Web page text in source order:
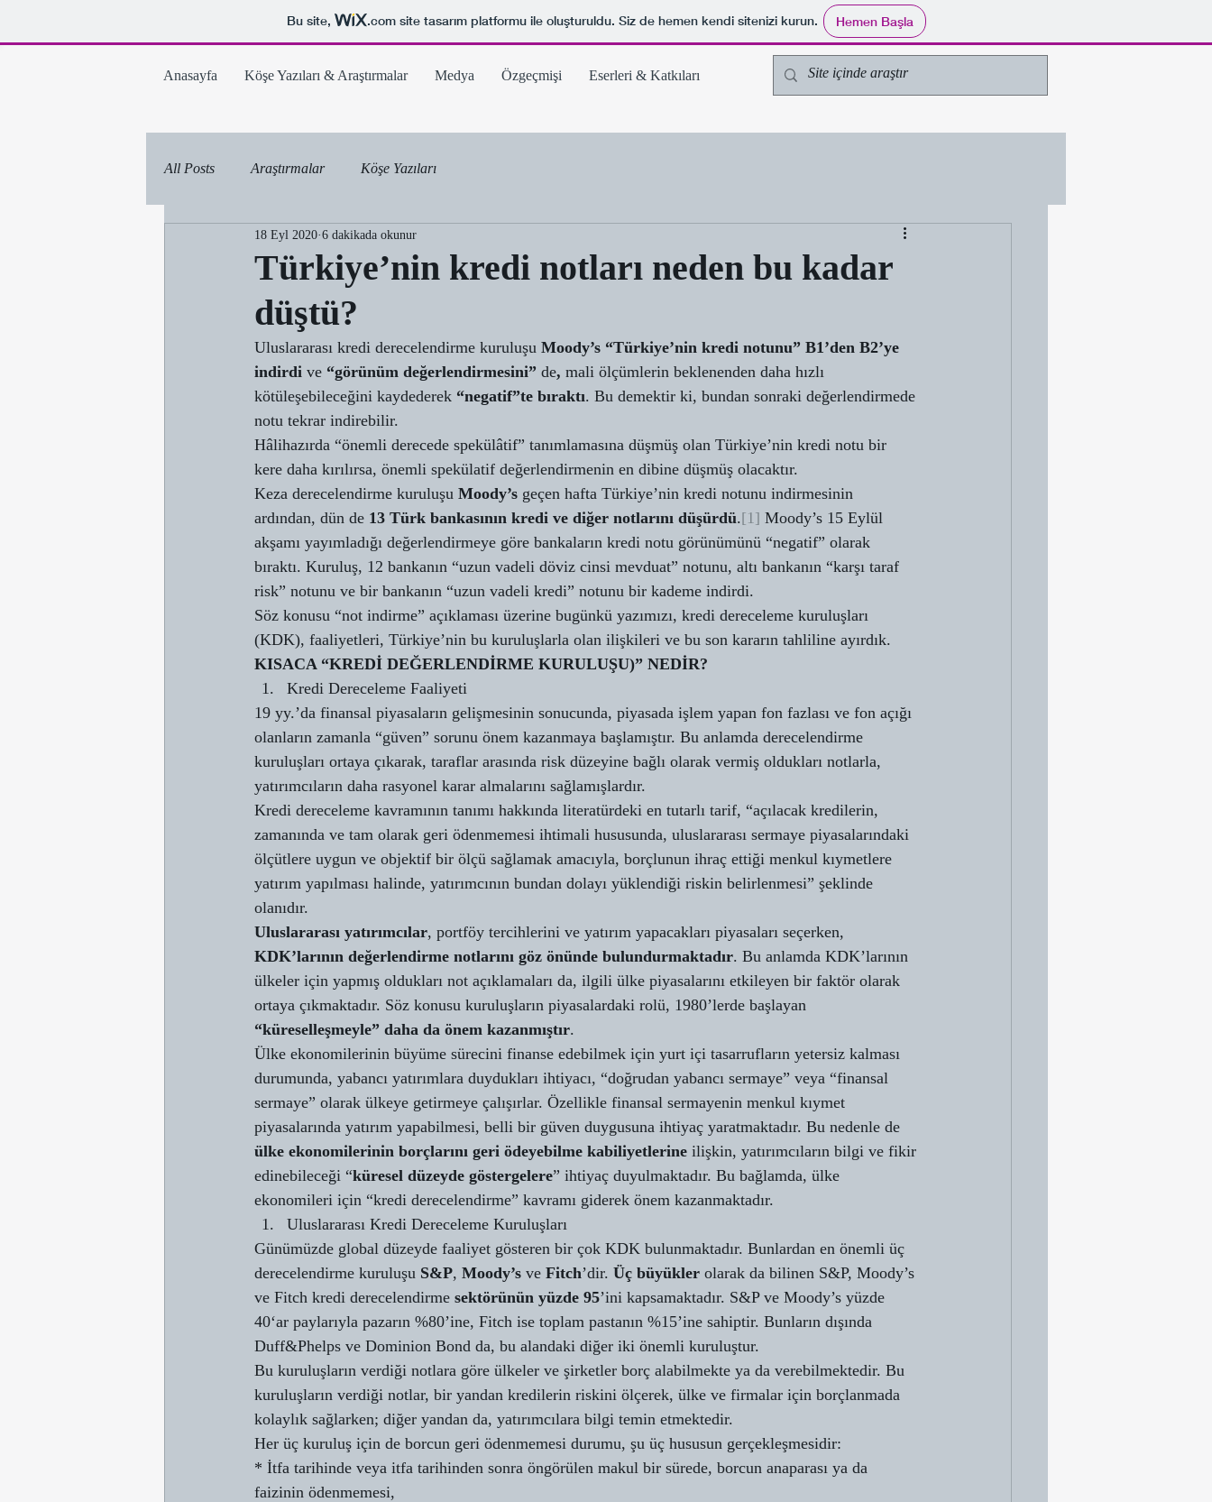
Bu site, .comsite tasarım platformu ile oluşturuldu. Siz de hemen kendi sitenizi kurun. Hemen Başla
Anasayfa Köşe Yazıları & Araştırmalar Medya Özgeçmişi Eserleri & Katkıları
All Posts Araştırmalar Köşe Yazıları
Türkiye’nin kredi notları neden bu kadar
düştü?
18 Eyl 2020 6 dakikada okunur
Uluslararası kredi derecelendirme kuruluşu Moody’s “Türkiye’nin kredi notunu” B1’den B2’ye
indirdi ve “görünüm değerlendirmesini” de, mali ölçümlerin beklenenden daha hızlı
kötüleşebileceğini kaydederek “negatif”te bıraktı. Bu demektir ki, bundan sonraki değerlendirmede
notu tekrar indirebilir.
Hâlihazırda “önemli derecede spekülâtif” tanımlamasına düşmüş olan Türkiye’nin kredi notu bir
kere daha kırılırsa, önemli spekülatif değerlendirmenin en dibine düşmüş olacaktır.
Keza derecelendirme kuruluşu Moody’s geçen hafta Türkiye’nin kredi notunu indirmesinin
ardından, dün de 13 Türk bankasının kredi ve diğer notlarını düşürdü.[1] Moody’s 15 Eylül
akşamı yayımladığı değerlendirmeye göre bankaların kredi notu görünümünü “negatif” olarak
bıraktı. Kuruluş, 12 bankanın “uzun vadeli döviz cinsi mevduat” notunu, altı bankanın “karşı taraf
risk” notunu ve bir bankanın “uzun vadeli kredi” notunu bir kademe indirdi.
Söz konusu “not indirme” açıklaması üzerine bugünkü yazımızı, kredi dereceleme kuruluşları
(KDK), faaliyetleri, Türkiye’nin bu kuruluşlarla olan ilişkileri ve bu son kararın tahliline ayırdık.
KISACA “KREDİ DEĞERLENDİRME KURULUŞU)” NEDİR?
Kredi Dereceleme Faaliyeti
19 yy.’da finansal piyasaların gelişmesinin sonucunda, piyasada işlem yapan fon fazlası ve fon açığı
olanların zamanla “güven” sorunu önem kazanmaya başlamıştır. Bu anlamda derecelendirme
kuruluşları ortaya çıkarak, taraflar arasında risk düzeyine bağlı olarak vermiş oldukları notlarla,
yatırımcıların daha rasyonel karar almalarını sağlamışlardır.
Kredi dereceleme kavramının tanımı hakkında literatürdeki en tutarlı tarif, “açılacak kredilerin,
zamanında ve tam olarak geri ödenmemesi ihtimali hususunda, uluslararası sermaye piyasalarındaki
ölçütlere uygun ve objektif bir ölçü sağlamak amacıyla, borçlunun ihraç ettiği menkul kıymetlere
yatırım yapılması halinde, yatırımcının bundan dolayı yüklendiği riskin belirlenmesi” şeklinde
olanıdır.
Uluslararası yatırımcılar, portföy tercihlerini ve yatırım yapacakları piyasaları seçerken,
KDK’larının değerlendirme notlarını göz önünde bulundurmaktadır. Bu anlamda KDK’larının
ülkeler için yapmış oldukları not açıklamaları da, ilgili ülke piyasalarını etkileyen bir faktör olarak
ortaya çıkmaktadır. Söz konusu kuruluşların piyasalardaki rolü, 1980’lerde başlayan
“küreselleşmeyle” daha da önem kazanmıştır.
Ülke ekonomilerinin büyüme sürecini finanse edebilmek için yurt içi tasarrufların yetersiz kalması
durumunda, yabancı yatırımlara duydukları ihtiyacı, “doğrudan yabancı sermaye” veya “finansal
sermaye” olarak ülkeye getirmeye çalışırlar. Özellikle finansal sermayenin menkul kıymet
piyasalarında yatırım yapabilmesi, belli bir güven duygusuna ihtiyaç yaratmaktadır. Bu nedenle de
ülke ekonomilerinin borçlarını geri ödeyebilme kabiliyetlerine ilişkin, yatırımcıların bilgi ve fikir
edinebileceği “küresel düzeyde göstergelere” ihtiyaç duyulmaktadır. Bu bağlamda, ülke
ekonomileri için “kredi derecelendirme” kavramı giderek önem kazanmaktadır.
Uluslararası Kredi Dereceleme Kuruluşları
Günümüzde global düzeyde faaliyet gösteren bir çok KDK bulunmaktadır. Bunlardan en önemli üç
derecelendirme kuruluşu S&P, Moody’s ve Fitch’dir. Üç büyükler olarak da bilinen S&P, Moody’s
ve Fitch kredi derecelendirme sektörünün yüzde 95’ini kapsamaktadır. S&P ve Moody’s yüzde
40‘ar paylarıyla pazarın %80’ine, Fitch ise toplam pastanın %15’ine sahiptir. Bunların dışında
Duff&Phelps ve Dominion Bond da, bu alandaki diğer iki önemli kuruluştur.
Bu kuruluşların verdiği notlara göre ülkeler ve şirketler borç alabilmekte ya da verebilmektedir. Bu
kuruluşların verdiği notlar, bir yandan kredilerin riskini ölçerek, ülke ve firmalar için borçlanmada
kolaylık sağlarken; diğer yandan da, yatırımcılara bilgi temin etmektedir.
Her üç kuruluş için de borcun geri ödenmemesi durumu, şu üç hususun gerçekleşmesidir:
* İtfa tarihinde veya itfa tarihinden sonra öngörülen makul bir sürede, borcun anaparası ya da
faizinin ödenmemesi,